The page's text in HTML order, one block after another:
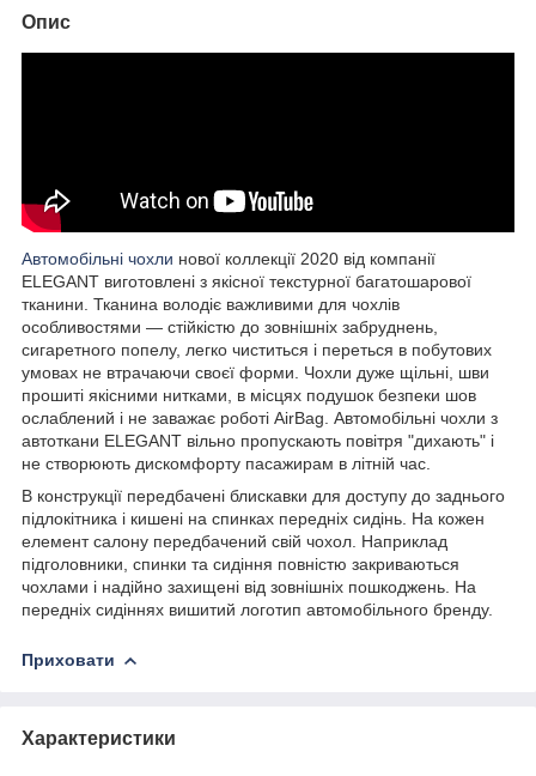
Опис
Автомобільні чохли нової коллекції 2020 від компанії
ELEGANT виготовлені з якісної текстурної багатошарової
тканини. Тканина володіє важливими для чохлів
особливостями — стійкістю до зовнішніх забруднень,
сигаретного попелу, легко чиститься і переться в побутових
умовах не втрачаючи своєї форми. Чохли дуже щільні, шви
прошиті якісними нитками, в місцях подушок безпеки шов
ослаблений і не заважає роботі AirBag. Автомобільні чохли з
автоткани ELEGANT вільно пропускають повітря "дихають" і
не створюють дискомфорту пасажирам в літній час.
В конструкції передбачені блискавки для доступу до заднього
підлокітника і кишені на спинках передніх сидінь. На кожен
елемент салону передбачений свій чохол. Наприклад
підголовники, спинки та сидіння повністю закриваються
чохлами і надійно захищені від зовнішніх пошкоджень. На
передніх сидіннях вишитий логотип автомобільного бренду.
Приховати
Характеристики